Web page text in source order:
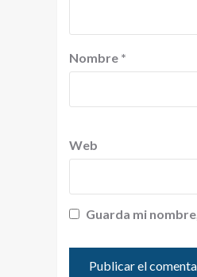
Nombre *
Web
Guarda mi